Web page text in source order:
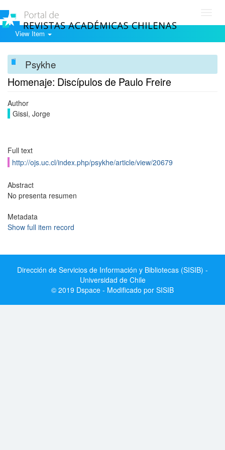
View Item
Psykhe
Homenaje: Discípulos de Paulo Freire
Author
Gissi, Jorge
Full text
http://ojs.uc.cl/index.php/psykhe/article/view/20679
Abstract
No presenta resumen
Metadata
Show full item record
Dirección de Servicios de Información y Bibliotecas (SISIB) -
Universidad de Chile
© 2019 Dspace - Modificado por SISIB